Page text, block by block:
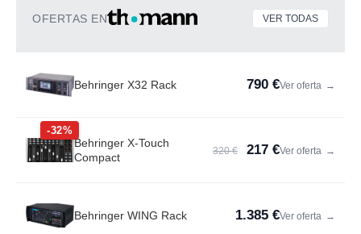
OFERTAS EN VER TODAS
Behringer X32 Rack 790 €Ver oferta →
-32%
Behringer X-Touch
Compact
320 € 217 €Ver oferta →
Behringer WING Rack 1.385 €Ver oferta →